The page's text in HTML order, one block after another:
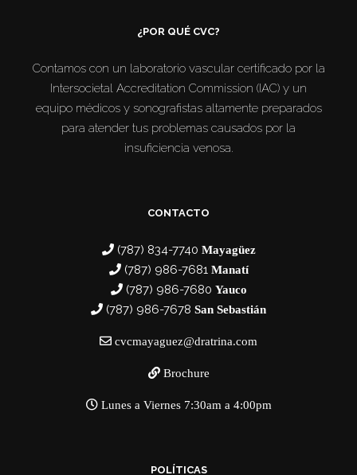
¿POR QUÉ CVC?
Contamos con un laboratorio vascular certificado por la
Intersocietal Accreditation Commission (IAC) y un
equipo médicos y sonografistas altamente preparados
para atender tus problemas causados por la
insuficiencia venosa.
CONTACTO
(787) 834-7740 Mayagüez
(787) 986-7681 Manatí
(787) 986-7680 Yauco
(787) 986-7678 San Sebastián
cvcmayaguez@dratrina.com
Brochure
Lunes a Viernes 7:30am a 4:00pm
POLÍTICAS